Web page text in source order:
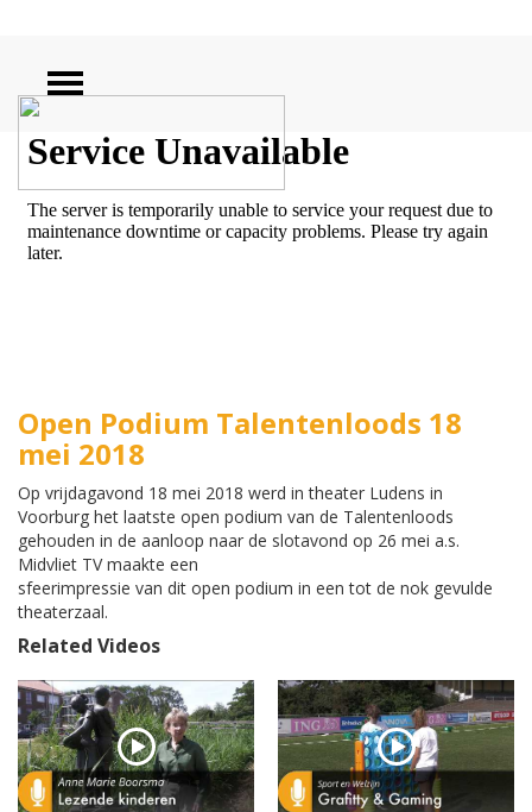
ZOEKEN
Open Podium Talentenloods 18
mei 2018
Op vrijdagavond 18 mei 2018 werd in theater Ludens in
Voorburg het laatste open podium van de Talentenloods
gehouden in de aanloop naar de slotavond op 26 mei a.s.
Midvliet TV maakte een
sfeerimpressie van dit open podium in een tot de nok gevulde
theaterzaal.
Related Videos